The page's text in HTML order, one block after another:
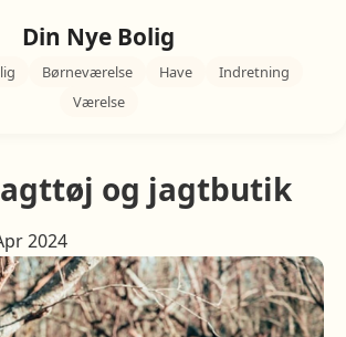
Din Nye Bolig
Børneværelse Have
Indretning
Værelse
og jagtbutik
2024